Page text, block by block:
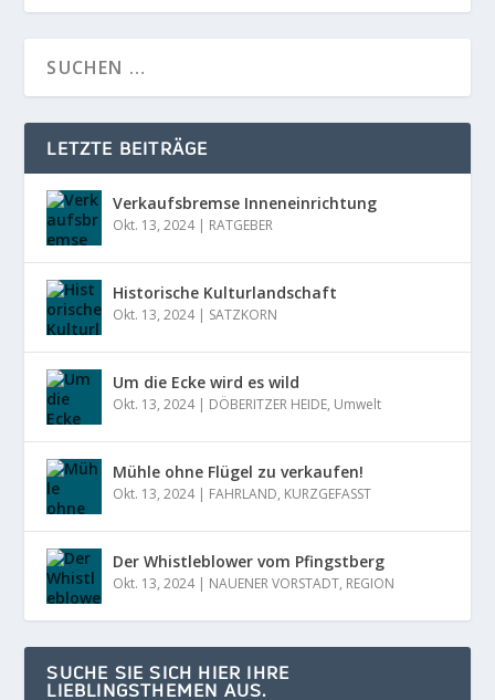
LETZTE BEITRÄGE
Verkaufsbremse Inneneinrichtung
Okt. 13, 2024| RATGEBER
Historische Kulturlandschaft
Okt. 13, 2024| SATZKORN
Um die Ecke wird es wild
Okt. 13, 2024| DÖBERITZER HEIDE, Umwelt
Mühle ohne Flügel zu verkaufen!
Okt. 13, 2024| FAHRLAND, KURZGEFASST
Der Whistleblower vom Pfingstberg
Okt. 13, 2024| NAUENER VORSTADT, REGION
SUCHE SIE SICH HIER IHRE
LIEBLINGSTHEMEN AUS.